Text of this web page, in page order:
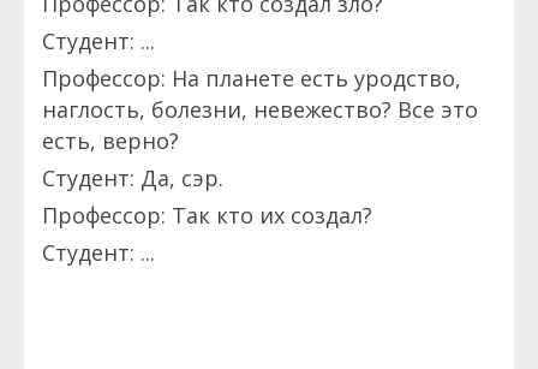
Студент: ...
Профессор: На планете есть уродство,
наглость, болезни, невежество? Все это
есть, верно?
Студент: Да, сэр.
Профессор: Так кто их создал?
Студент: ...